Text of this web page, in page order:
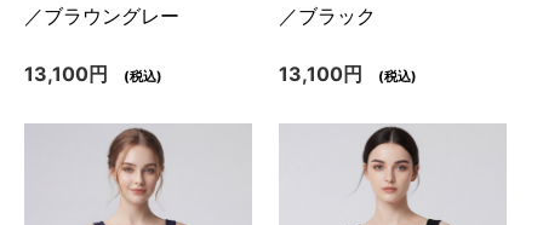
／ブラウングレー
13,100円 (税込)
／ブラック
13,100円 (税込)